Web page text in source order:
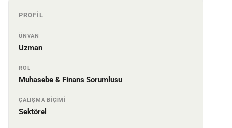
PROFIL
ÜNVAN
Uzman
ROL
Muhasebe & Finans Sorumlusu
ÇALIŞMA BIÇIMI
Sektörel